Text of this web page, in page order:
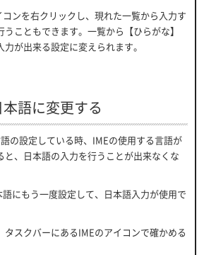
ンを右クリックし、現れた一覧から入力す
こともできます。一覧から【ひらがな】
が出来る設定に変えられます。
語に変更する
の設定している時、IMEの使用する言語が
と、日本語の入力を行うことが出来なくな
にもう一度設定して、日本語入力が使用で
タスクバーにあるIMEのアイコンで確かめる